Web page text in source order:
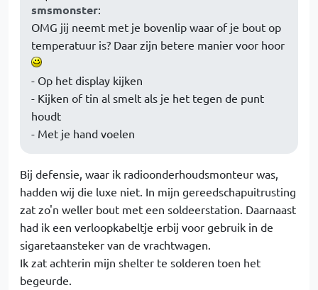
smsmonster:
OMG jij neemt met je bovenlip waar of je bout op
temperatuur is? Daar zijn betere manier voor hoor
- Op het display kijken
- Kijken of tin al smelt als je het tegen de punt
houdt
- Met je hand voelen
Bij defensie, waar ik radioonderhoudsmonteur was,
hadden wij die luxe niet. In mijn gereedschapuitrusting
zat zo'n weller bout met een soldeerstation. Daarnaast
had ik een verloopkabeltje erbij voor gebruik in de
sigaretaansteker van de vrachtwagen.
Ik zat achterin mijn shelter te solderen toen het
begeurde.